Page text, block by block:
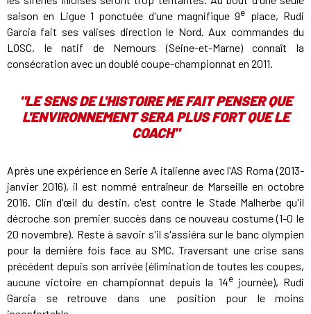
saison en Ligue 1 ponctuée d'une magnifique 9e place, Rudi
Garcia fait ses valises direction le Nord. Aux commandes du
LOSC, le natif de Nemours (Seine-et-Marne) connaît la
consécration avec un doublé coupe-championnat en 2011.
"LE SENS DE L'HISTOIRE ME FAIT PENSER QUE
L'ENVIRONNEMENT SERA PLUS FORT QUE LE
COACH"
Après une expérience en Serie A italienne avec l'AS Roma (2013-
janvier 2016), il est nommé entraîneur de Marseille en octobre
2016. Clin d'œil du destin, c'est contre le Stade Malherbe qu'il
décroche son premier succès dans ce nouveau costume (1-0 le
20 novembre). Reste à savoir s'il s'assiéra sur le banc olympien
pour la dernière fois face au SMC. Traversant une crise sans
précédent depuis son arrivée (élimination de toutes les coupes,
aucune victoire en championnat depuis la 14ejournée), Rudi
Garcia se retrouve dans une position pour le moins